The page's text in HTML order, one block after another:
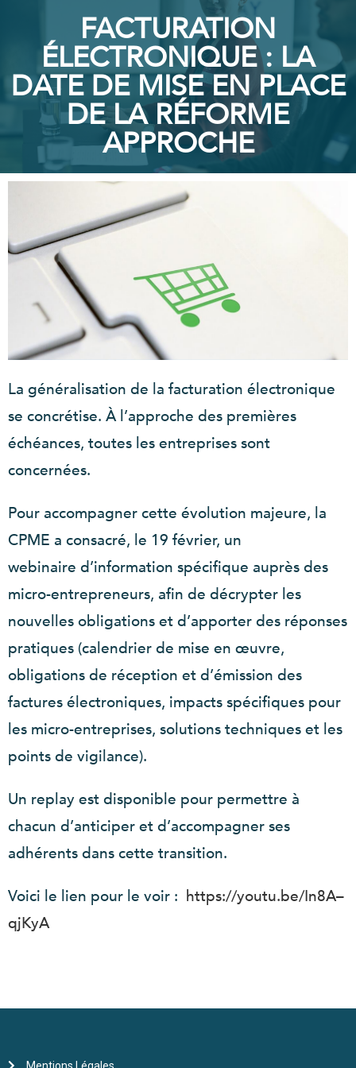
FACTURATION
ÉLECTRONIQUE : LA
DATE DE MISE EN PLACE
DE LA RÉFORME
APPROCHE
La généralisation de la facturation électronique
se concrétise. À l’approche des premières
échéances, toutes les entreprises sont
concernées.
Pour accompagner cette évolution majeure, la
CPME a consacré, le 19 février, un
webinaire d’information spécifique auprès des
micro-entrepreneurs, afin de décrypter les
nouvelles obligations et d’apporter des réponses
pratiques (calendrier de mise en œuvre,
obligations de réception et d’émission des
factures électroniques, impacts spécifiques pour
les micro-entreprises, solutions techniques et les
points de vigilance).
Un replay est disponible pour permettre à
chacun d’anticiper et d’accompagner ses
adhérents dans cette transition.
Voici le lien pour le voir : https://youtu.be/In8A–
qjKyA
Mentions Légales